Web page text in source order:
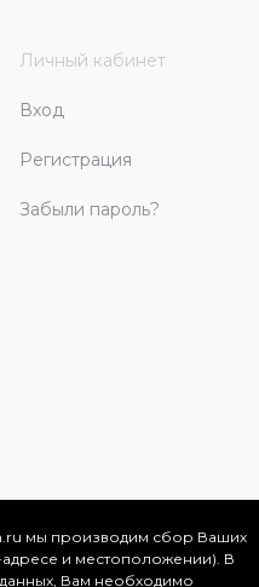
Личный кабинет
Вход
Регистрация
Забыли пароль?
мы производим сбор Ваших
и местоположении). В
Вам необходимо